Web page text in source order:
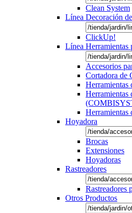
Clean System
Línea Decoración
ClickUp!
Línea Herramientas
Accesorios
Cortadora de
Herramientas
Herramientas
Herramientas
Hoyadora
Brocas
Extensiones
Hoyadoras
Rastreadores
Rastreadores
Otros Productos